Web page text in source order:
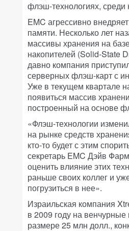
флэш-технологиях, среди
EMC агрессивно
памяти. Несколько лет
массивы хранения на
накопителей (Solid-State
давно компания
серверных флэш-карт с
Уже в текущем квартале
появиться массив
построенный на основе
«Флэш-технологии
на рынке средств
кто-то будет с этим
секретарь EMC Дэйв
оценить влияние этих
раньше своих коллег и
погрузиться в нее».
Израильская компания
в 2009 году на венчурные
размере 25 млн долл.,